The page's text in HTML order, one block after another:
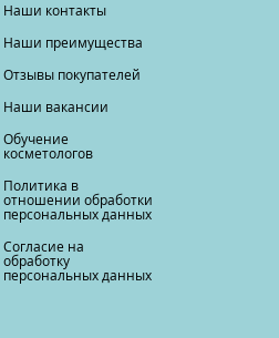
Наши контакты
Наши преимущества
Отзывы покупателей
Наши вакансии
Обучение
косметологов
Политика в
отношении обработки
персональных данных
Согласие на
обработку
персональных данных